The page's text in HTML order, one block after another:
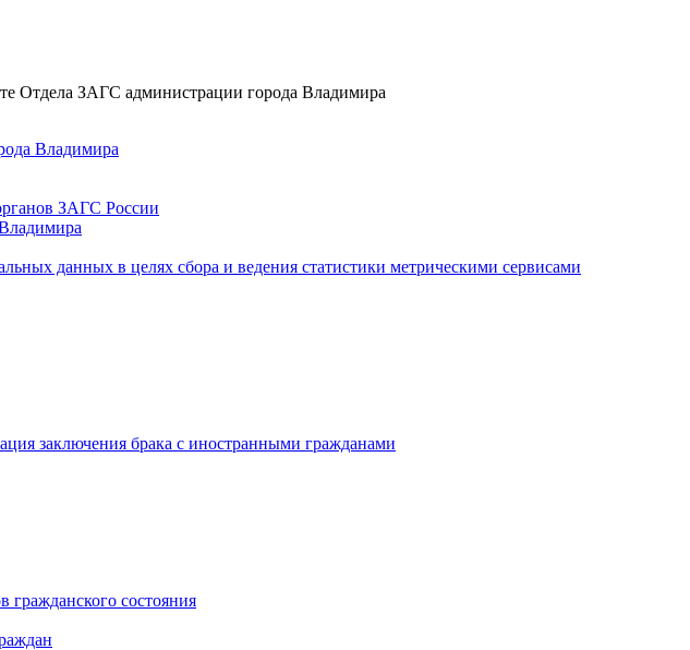
Отдела ЗАГС администрации города Владимира
Владимира
ЗАГС России
данных в целях сбора и ведения статистики метрическими сервисами
заключения брака с иностранными гражданами
гражданского состояния